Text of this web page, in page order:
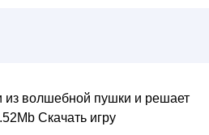
из волшебной пушки и решает
Скачать игру